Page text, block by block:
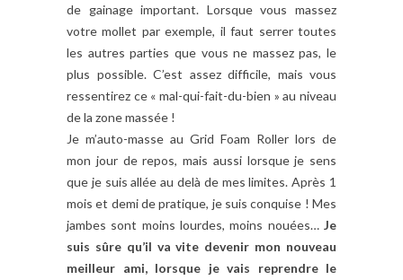
de gainage important. Lorsque vous massez
votre mollet par exemple, il faut serrer toutes
les autres parties que vous ne massez pas, le
plus possible. C’est assez difficile, mais vous
ressentirez ce « mal-qui-fait-du-bien » au niveau
de la zone massée !
Je m’auto-masse au Grid Foam Roller lors de
mon jour de repos, mais aussi lorsque je sens
que je suis allée au delà de mes limites. Après 1
mois et demi de pratique, je suis conquise ! Mes
jambes sont moins lourdes, moins nouées… Je
suis sûre qu’il va vite devenir mon nouveau
meilleur ami, lorsque je vais reprendre le